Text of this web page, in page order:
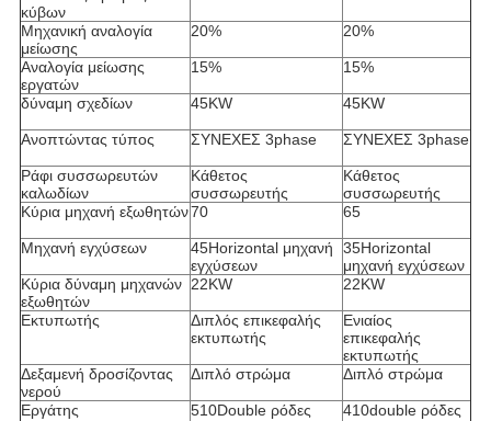
κύβων
Μηχανική αναλογία
μείωσης
20% 20%
Αναλογία μείωσης
εργατών
15% 15%
δύναμη σχεδίων 45KW 45KW
Ανοπτώντας τύπος ΣΥΝΕΧΕΣ 3phase ΣΥΝΕΧΕΣ 3phase
Ράφι συσσωρευτών
καλωδίων
Κάθετος
συσσωρευτής
Κάθετος
συσσωρευτής
Κύρια μηχανή εξωθητών70 65
Μηχανή εγχύσεων
45Horizontal μηχανή
εγχύσεων
35Horizontal
μηχανή εγχύσεων
Κύρια δύναμη μηχανών
εξωθητών
22KW 22KW
Εκτυπωτής
Διπλός επικεφαλής
εκτυπωτής
Ενιαίος
επικεφαλής
εκτυπωτής
Δεξαμενή δροσίζοντας
νερού
Διπλό στρώμα Διπλό στρώμα
Εργάτης 510Double ρόδες 410double ρόδες